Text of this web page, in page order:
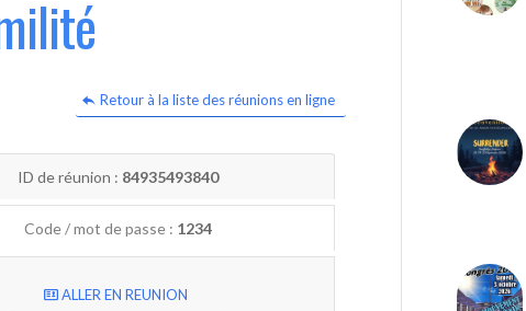
Retour à la liste des réunions en ligne
ID de réunion : 84935493840
Code / mot de passe : 1234
ALLER EN REUNION